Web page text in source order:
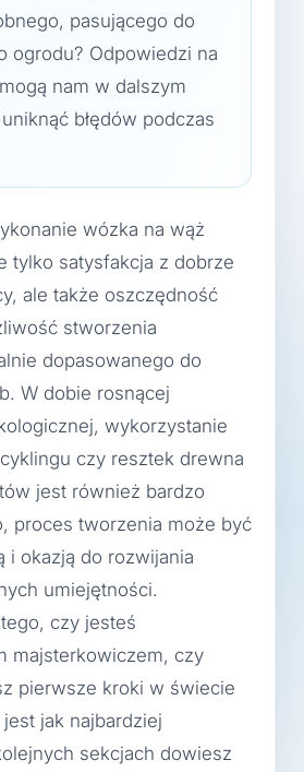
pasującego do
ogrodu? Odpowiedzi na
nam w dalszym
błędów podczas
wózka na wąż
tylko satysfakcja z dobrze
ale także oszczędność
stworzenia
dopasowanego do
W dobie rosnącej
wykorzystanie
czy resztek drewna
jest również bardzo
proces tworzenia może być
i okazją do rozwijania
umiejętności.
czy jesteś
majsterkowiczem, czy
pierwsze kroki w świecie
jak najbardziej
sekcjach dowiesz